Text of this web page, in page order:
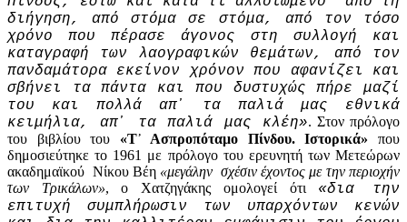
διήγηση, από στόμα σε στόμα, από τον τόσο
χρόνο που πέρασε άγονος στη συλλογή και
καταγραφή των λαογραφικών θεμάτων, από τον
πανδαμάτορα εκείνον χρόνον που αφανίζει και
σβήνει τα πάντα και που δυστυχώς πήρε μαζί
του και πολλά απ᾽ τα παλιά μας εθνικά
κειμήλια, απ᾽ τα παλιά μας κλέη». Στον πρόλογο
του βιβλίου του «Τ᾽ Ασπροπόταμο Πίνδου. Ιστορικά» που
δημοσιεύτηκε το 1961 με πρόλογο του ερευνητή των Μετεώρων
ακαδημαϊκού Νίκου Βέη «μεγάλην σχέσιν έχοντος με την περιοχήν
των Τρικάλων», ο Χατζηγάκης ομολογεί ότι «δια την
επιτυχή συμπλήρωσιν των υπαρχόντων κενών